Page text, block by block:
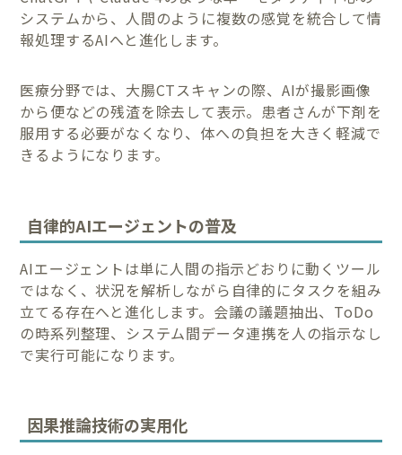
システムから、人間のように複数の感覚を統合して情
報処理するAIへと進化します。
医療分野では、大腸CTスキャンの際、AIが撮影画像
から便などの残渣を除去して表示。患者さんが下剤を
服用する必要がなくなり、体への負担を大きく軽減で
きるようになります。
自律的AIエージェントの普及
AIエージェントは単に人間の指示どおりに動くツール
ではなく、状況を解析しながら自律的にタスクを組み
立てる存在へと進化します。会議の議題抽出、ToDo
の時系列整理、システム間データ連携を人の指示なし
で実行可能になります。
因果推論技術の実用化